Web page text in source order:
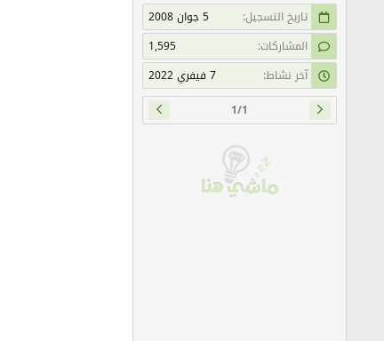
تاريخ التسجيل
5 جوان 2008
المشاركات
1,595
آخر نشاط
7 فيفري 2022
1/1